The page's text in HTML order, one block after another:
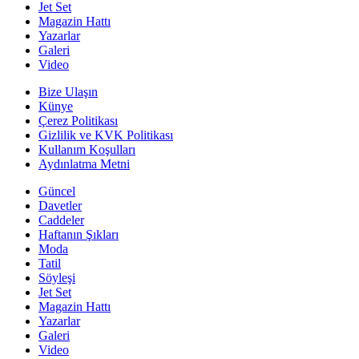
Jet Set
Magazin Hattı
Yazarlar
Galeri
Video
Bize Ulaşın
Künye
Çerez Politikası
Gizlilik ve KVK Politikası
Kullanım Koşulları
Aydınlatma Metni
Güncel
Davetler
Caddeler
Haftanın Şıkları
Moda
Tatil
Söyleşi
Jet Set
Magazin Hattı
Yazarlar
Galeri
Video